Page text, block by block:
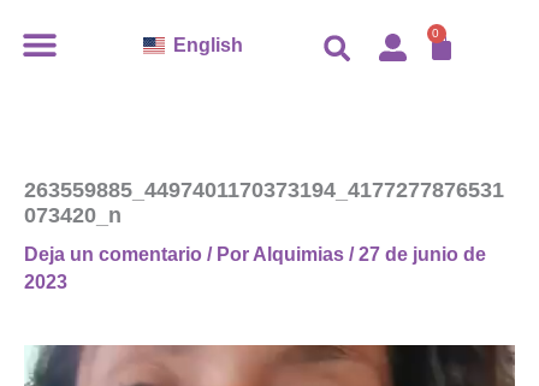
English 0
263559885_4497401170373194_4177277876531
073420_n
Deja un comentario / Por Alquimias /27 de junio de
2023